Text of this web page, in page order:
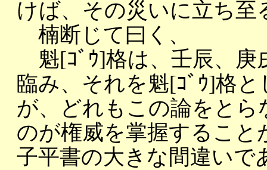
けば、その災いに立ち至
楠断じて曰く、
魁[ｺﾞｳ]格は、壬辰、庚
臨み、それを魁[ｺﾞｳ]格
が、どれもこの論をと
のが権威を掌握するこ
子平書の大きな間違いで